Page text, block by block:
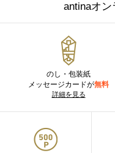
antinaオ
のし・包装紙
メッセージカードが無料
詳細を見る